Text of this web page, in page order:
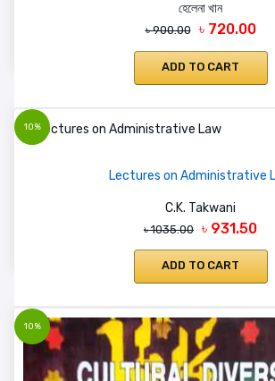
হেলেনা খান
৳ 900.00 ৳ 720.00
ADD TO CART
10%
Lectures on Administrative
C.K. Takwani
৳ 1035.00 ৳ 931.50
ADD TO CART
10%